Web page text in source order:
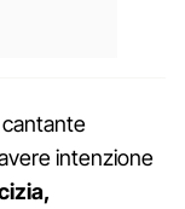
cantante
intenzione